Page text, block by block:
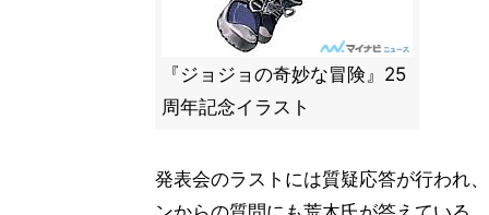
『ジョジョの奇妙な冒険』25
周年記念イラスト
発表会のラストには質疑応答が行われ